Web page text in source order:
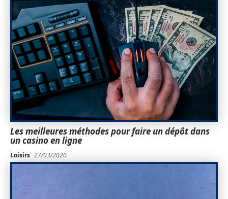
Les meilleures méthodes pour faire un dépôt dans
un casino en ligne
Loisirs 27/03/2020